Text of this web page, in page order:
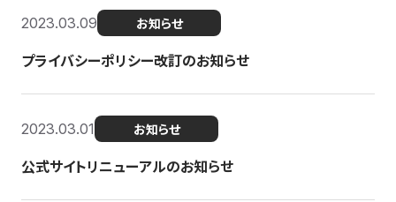
2023.03.09 お知らせ
プライバシーポリシー改訂のお知らせ
2023.03.01 お知らせ
公式サイトリニューアルのお知らせ